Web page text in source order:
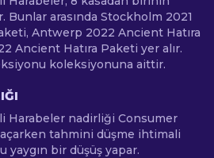
Bunlar arasında Stockholm 2021
Antwerp 2022 Ancient Hatıra
Ancient Hatıra Paketi yer alır.
koleksiyonuna aittir.
Harabeler nadirliği Consumer
tahmini düşme ihtimali
yaygın bir düşüş yapar.